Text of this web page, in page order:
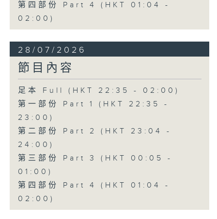
第四部份 Part 4 (HKT 01:04 -
02:00)
28/07/2026
節目內容
足本 Full (HKT 22:35 - 02:00)
第一部份 Part 1 (HKT 22:35 -
23:00)
第二部份 Part 2 (HKT 23:04 -
24:00)
第三部份 Part 3 (HKT 00:05 -
01:00)
第四部份 Part 4 (HKT 01:04 -
02:00)